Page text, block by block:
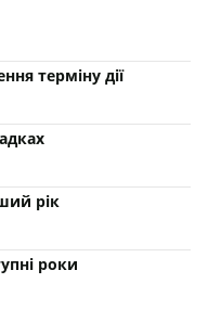
терміну дії
рік
роки